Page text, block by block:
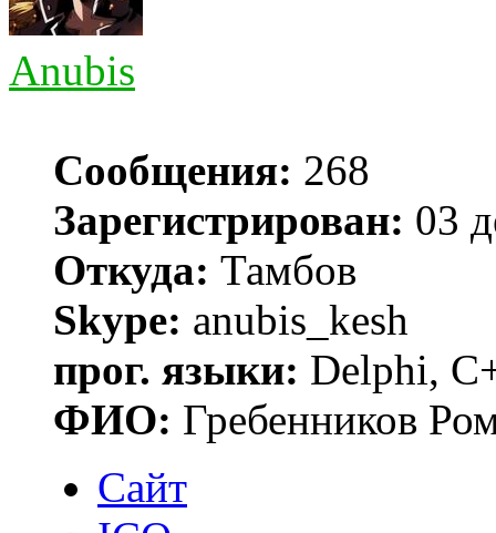
Anubis
Сообщения: 268
Зарегистрирован: 03
Откуда: Тамбов
Skype: anubis_kesh
прог. языки: Delphi,
ФИО: Гребенников
Сайт